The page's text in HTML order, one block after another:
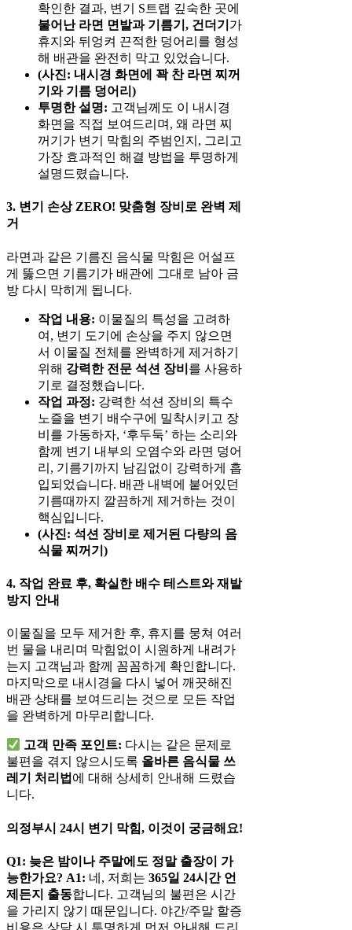
확인한 결과, 변기 S트랩 깊숙한 곳에
불어난 라면 면발과 기름기, 건더기 가
휴지와 뒤엉켜 끈적한 덩어리를 형성
해 배관을 완전히 막고 있었습니다.
(사진: 내시경 화면에 꽉 찬 라면 찌꺼
기와 기름 덩어리)
투명한 설명: 고객님께도 이 내시경
화면을 직접 보여드리며, 왜 라면 찌
꺼기가 변기 막힘의 주범인지, 그리고
가장 효과적인 해결 방법을 투명하게
설명드렸습니다.
3. 변기 손상 ZERO! 맞춤형 장비로 완벽 제
거
라면과 같은 기름진 음식물 막힘은 어설프
게 뚫으면 기름기가 배관에 그대로 남아 금
방 다시 막히게 됩니다.
작업 내용: 이물질의 특성을 고려하
여, 변기 도기에 손상을 주지 않으면
서 이물질 전체를 완벽하게 제거하기
위해 강력한 전문 석션 장비 를 사용하
기로 결정했습니다.
작업 과정: 강력한 석션 장비의 특수
노즐을 변기 배수구에 밀착시키고 장
비를 가동하자, ‘후두둑’ 하는 소리와
함께 변기 내부의 오염수와 라면 덩어
리, 기름기까지 남김없이 강력하게 흡
입되었습니다. 배관 내벽에 붙어있던
기름때까지 깔끔하게 제거하는 것이
핵심입니다.
(사진: 석션 장비로 제거된 다량의 음
식물 찌꺼기)
4. 작업 완료 후, 확실한 배수 테스트와 재발
방지 안내
이물질을 모두 제거한 후, 휴지를 뭉쳐 여러
번 물을 내리며 막힘없이 시원하게 내려가
는지 고객님과 함께 꼼꼼하게 확인합니다.
마지막으로 내시경을 다시 넣어 깨끗해진
배관 상태를 보여드리는 것으로 모든 작업
을 완벽하게 마무리합니다.
고객 만족 포인트: 다시는 같은 문제로
불편을 겪지 않으시도록 올바른 음식물 쓰
레기 처리법 에 대해 상세히 안내해 드렸습
니다.
의정부시 24시 변기 막힘, 이것이 궁금해요!
Q1: 늦은 밤이나 주말에도 정말 출장이 가
능한가요? A1: 네, 저희는 365일 24시간 언
제든지 출동합니다. 고객님의 불편은 시간
을 가리지 않기 때문입니다. 야간/주말 할증
비용은 상담 시 투명하게 먼저 안내해 드리